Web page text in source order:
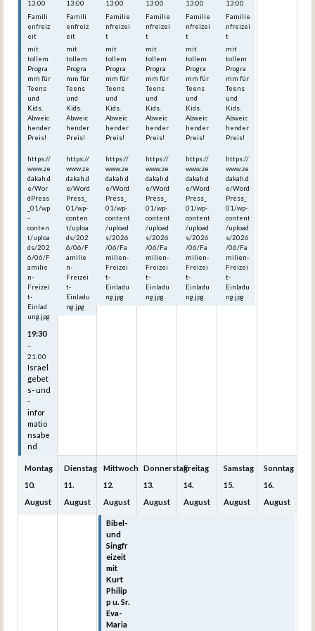
13:00
Famili
enfreiz
eit
mit
tollem
Progra
mm für
Teens
und
Kids.
Abweic
hender
Preis!
https://
www.ze
dakah.d
e/Wor
dPress
_01/wp
-
conten
t/uploa
ds/202
6/06/F
amilie
n-
Freizei
t-
Einlad
ung.jpg
19:30
–
21:00
Israel
gebet
s- und
-
infor
matio
nsabe
nd
13:00
Famili
enfreiz
eit
mit
tollem
Progra
mm für
Teens
und
Kids.
Abweic
hender
Preis!
https://
www.ze
dakah.d
e/Word
Press_
01/wp-
conten
t/uploa
ds/202
6/06/F
amilie
n-
Freizei
t-
Einladu
ng.jpg
13:00
Familie
nfreizei
t
mit
tollem
Progra
mm für
Teens
und
Kids.
Abweic
hender
Preis!
https://
www.ze
dakah.d
e/Word
Press_
01/wp-
content
/upload
s/2026
/06/Fa
milien-
Freizei
t-
Einladu
ng.jpg
13:00
Familie
nfreizei
t
mit
tollem
Progra
mm für
Teens
und
Kids.
Abweic
hender
Preis!
https://
www.ze
dakah.d
e/Word
Press_
01/wp-
content
/upload
s/2026
/06/Fa
milien-
Freizei
t-
Einladu
ng.jpg
13:00
Familie
nfreizei
t
mit
tollem
Progra
mm für
Teens
und
Kids.
Abweic
hender
Preis!
https://
www.ze
dakah.d
e/Word
Press_
01/wp-
content
/upload
s/2026
/06/Fa
milien-
Freizei
t-
Einladu
ng.jpg
13:00
Familie
nfreizei
t
mit
tollem
Progra
mm für
Teens
und
Kids.
Abweic
hender
Preis!
https://
www.ze
dakah.d
e/Word
Press_
01/wp-
content
/upload
s/2026
/06/Fa
milien-
Freizei
t-
Einladu
ng.jpg
Montag
10.
August
Dienstag
11.
August
Mittwoch
12.
August
Bibel-
und
Singfr
eizeit
mit
Kurt
Philip
p u. Sr.
Eva-
Maria
Donnerstag
13.
August
Freitag
14.
August
Samstag
15.
August
Sonntag
16.
August